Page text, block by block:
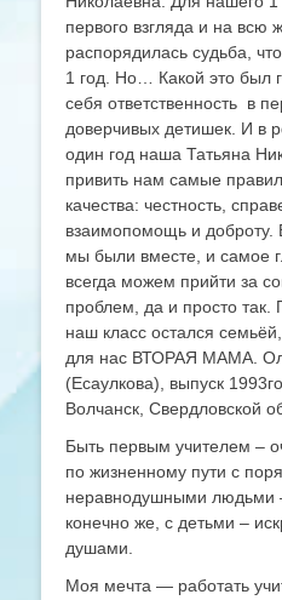
первого взгляда и на всю
распорядилась судьба,
1 год. Но… Какой это был
себя ответственность в
доверчивых детишек. И в
один год наша Татьяна
привить нам самые
качества: честность,
взаимопомощь и
мы были вместе, и самое
всегда можем прийти за
проблем, да и просто так.
наш класс остался
для нас ВТОРАЯ МАМА.
(Есаулкова), выпуск
Волчанск, Свердловской
Быть первым учителем –
по жизненному пути с
неравнодушными людьми
конечно же, с детьми –
душами.
Моя мечта — работать